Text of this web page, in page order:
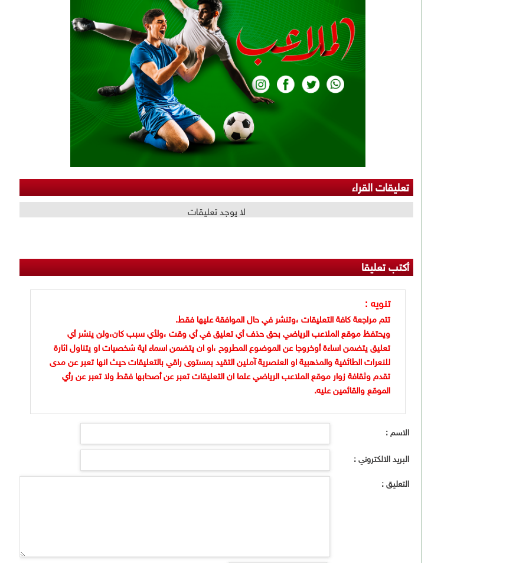
تعليقات القراء
لا يوجد تعليقات
أكتب تعليقا
تنويه :
تتم مراجعة كافة التعليقات ،وتنشر في حال الموافقة عليها فقط.
ويحتفظ موقع الملاعب الرياضي بحق حذف أي تعليق في أي وقت ،ولأي سبب كان،ولن ينشر أي
تعليق يتضمن اساءة أوخروجا عن الموضوع المطروح ،او ان يتضمن اسماء اية شخصيات او يتناول اثارة
للنعرات الطائفية والمذهبية او العنصرية آملين التقيد بمستوى راقي بالتعليقات حيث انها تعبر عن مدى
تقدم وثقافة زوار موقع الملاعب الرياضي علما ان التعليقات تعبر عن أصحابها فقط ولا تعبر عن رأي
الموقع والقائمين عليه.
الاسم :
البريد الالكتروني :
التعليق :